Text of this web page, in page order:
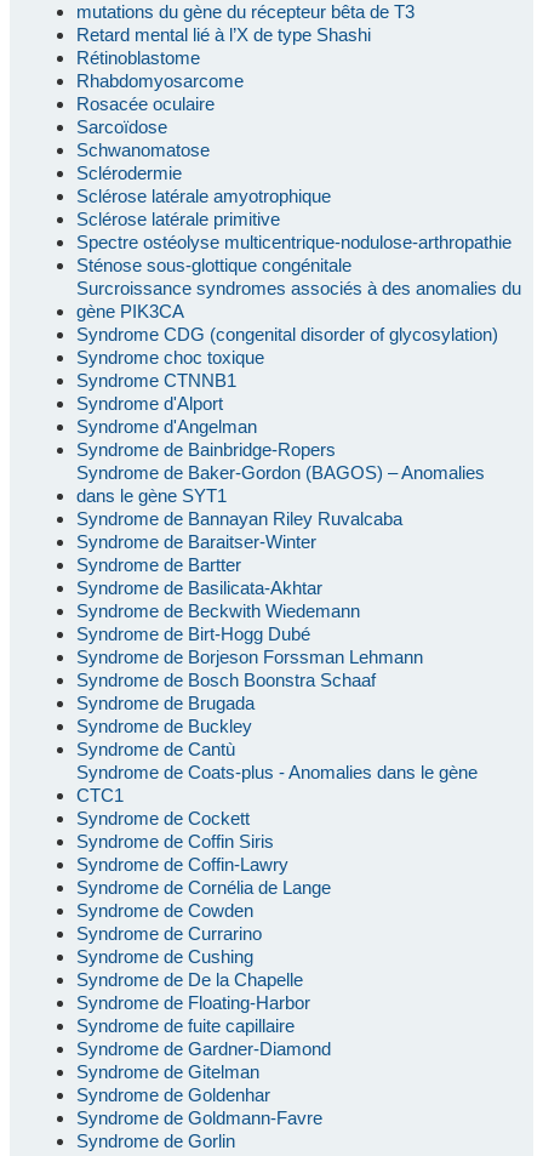
mutations du gène du récepteur bêta de T3
Retard mental lié à l’X de type Shashi
Rétinoblastome
Rhabdomyosarcome
Rosacée oculaire
Sarcoïdose
Schwanomatose
Sclérodermie
Sclérose latérale amyotrophique
Sclérose latérale primitive
Spectre ostéolyse multicentrique-nodulose-arthropathie
Sténose sous-glottique congénitale
Surcroissance syndromes associés à des anomalies du
gène PIK3CA
Syndrome CDG (congenital disorder of glycosylation)
Syndrome choc toxique
Syndrome CTNNB1
Syndrome d'Alport
Syndrome d'Angelman
Syndrome de Bainbridge-Ropers
Syndrome de Baker-Gordon (BAGOS) – Anomalies
dans le gène SYT1
Syndrome de Bannayan Riley Ruvalcaba
Syndrome de Baraitser-Winter
Syndrome de Bartter
Syndrome de Basilicata-Akhtar
Syndrome de Beckwith Wiedemann
Syndrome de Birt-Hogg Dubé
Syndrome de Borjeson Forssman Lehmann
Syndrome de Bosch Boonstra Schaaf
Syndrome de Brugada
Syndrome de Buckley
Syndrome de Cantù
Syndrome de Coats-plus - Anomalies dans le gène
CTC1
Syndrome de Cockett
Syndrome de Coffin Siris
Syndrome de Coffin-Lawry
Syndrome de Cornélia de Lange
Syndrome de Cowden
Syndrome de Currarino
Syndrome de Cushing
Syndrome de De la Chapelle
Syndrome de Floating-Harbor
Syndrome de fuite capillaire
Syndrome de Gardner-Diamond
Syndrome de Gitelman
Syndrome de Goldenhar
Syndrome de Goldmann-Favre
Syndrome de Gorlin